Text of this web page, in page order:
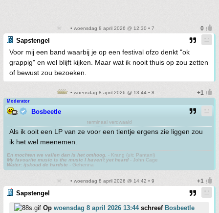
• woensdag 8 april 2026 @ 12:30 • 7
Sapstengel
Voor mij een band waarbij je op een festival ofzo denkt "ok
grappig" en wel blijft kijken. Maar wat ik nooit thuis op zou zetten
of bewust zou bezoeken.
• woensdag 8 april 2026 @ 13:44 • 8
Moderator
Bosbeetle
terminaal verdwaald
Als ik ooit een LP van ze voor een tientje ergens zie liggen zou
ik het wel meenemen.
En mochten we vallen dan is het omhoog.
- Krang (uit: Pantani)
My favourite music is the music I haven't yet heard - John Cage
Water: ijskoud de hardste - Gehenna
• woensdag 8 april 2026 @ 14:42 • 9
Sapstengel
Op woensdag 8 april 2026 13:44schreef Bosbeetle